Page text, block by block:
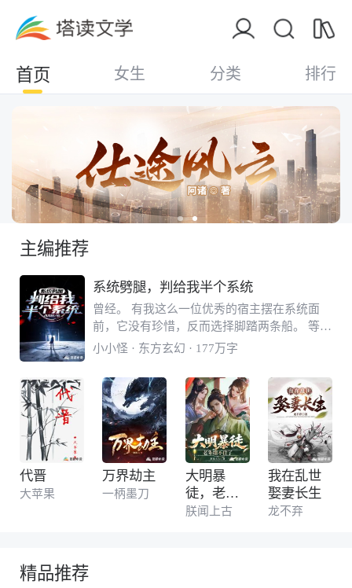
首页 女生 分类 排行
主编推荐
系统劈腿，判给我半个系统
曾经。 有我这么一位优秀的宿主摆在系统面
前，它没有珍惜，反而选择脚踏两条船。 等到
我靠着单干成长为一方巨擘后，统子才悔不当
统子再来
小小怪· 东方玄幻 · 177万字
代晋
大苹果
万界劫主
一柄墨刀
大明暴
徒，老朱
绷不住了
朕闻上古
我在乱世
娶妻长生
龙不弃
精品推荐